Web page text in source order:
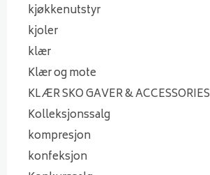
kjøkkenutstyr
kjoler
klær
Klær og mote
KLÆR SKO GAVER & ACCESSORIES
Kolleksjonssalg
kompresjon
konfeksjon